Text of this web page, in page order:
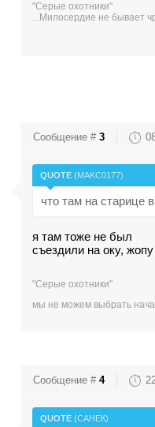
"Серые охотники"
...Милосердие не бывает
Сообщение # 3
QUOTE (MAKC0177)
что там на старице
я там тоже не был
съездили на оку, жопу
"Серые охотники"
мы не можем выбрать
Сообщение # 4
QUOTE (САНЕК)